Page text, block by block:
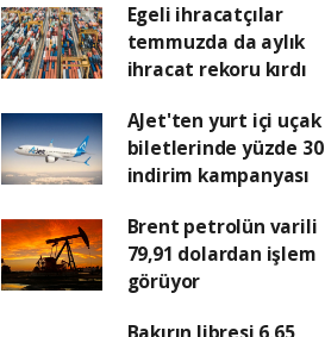
Egeli ihracatçılar
temmuzda da aylık
ihracat rekoru kırdı
AJet'ten yurt içi uçak
biletlerinde yüzde 30
indirim kampanyası
Brent petrolün varili
79,91 dolardan işlem
görüyor